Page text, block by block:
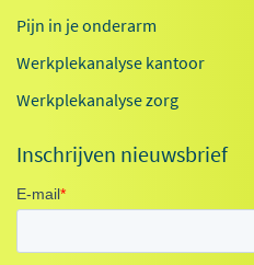
Pijn in je onderarm
Werkplekanalyse kantoor
Werkplekanalyse zorg
Inschrijven nieuwsbrief